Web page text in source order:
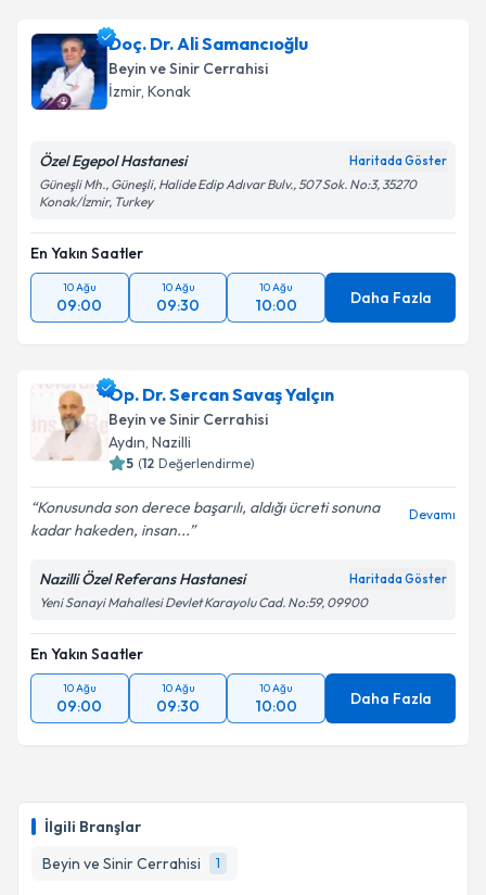
İlgili Branşlar
Beyin ve Sinir Cerrahisi
1
Doç. Dr. Ali Samancıoğlu
Beyin ve Sinir Cerrahisi
İzmir, Konak
Özel Egepol Hastanesi Haritada Göster
Güneşli Mh., Güneşli, Halide Edip Adıvar Bulv., 507 Sok. No:3, 35270
Konak/İzmir, Turkey
En Yakın Saatler
10 Ağu
09:00
10 Ağu
09:30
10 Ağu
10:00 Daha Fazla
Op. Dr. Sercan Savaş Yalçın
Beyin ve Sinir Cerrahisi
Aydın, Nazilli
5 (12 Değerlendirme)
Konusunda son derece başarılı, aldığı ücreti sonuna
kadar hakeden, insan...
Devamı
Nazilli Özel Referans Hastanesi Haritada Göster
Yeni Sanayi Mahallesi Devlet Karayolu Cad. No:59, 09900
En Yakın Saatler
10 Ağu
09:00
10 Ağu
09:30
10 Ağu
10:00 Daha Fazla